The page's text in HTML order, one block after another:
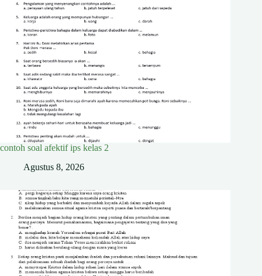
contoh soal afektif ips kelas 2
Agustus 8, 2026